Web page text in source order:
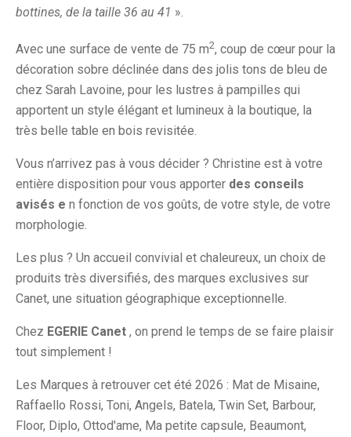
bottines, de la taille 36 au 41 ».
Avec une surface de vente de 75 m2, coup de cœur pour la
décoration sobre déclinée dans des jolis tons de bleu de
chez Sarah Lavoine, pour les lustres à pampilles qui
apportent un style élégant et lumineux à la boutique, la
très belle table en bois revisitée.
Vous n’arrivez pas à vous décider ? Christine est à votre
entière disposition pour vous apporter des conseils
avisés e n fonction de vos goûts, de votre style, de votre
morphologie.
Les plus ? Un accueil convivial et chaleureux, un choix de
produits très diversifiés, des marques exclusives sur
Canet, une situation géographique exceptionnelle.
Chez EGERIE Canet , on prend le temps de se faire plaisir
tout simplement !
Les Marques à retrouver cet été 2026 : Mat de Misaine,
Raffaello Rossi, Toni, Angels, Batela, Twin Set, Barbour,
Floor, Diplo, Ottod'ame, Ma petite capsule, Beaumont,